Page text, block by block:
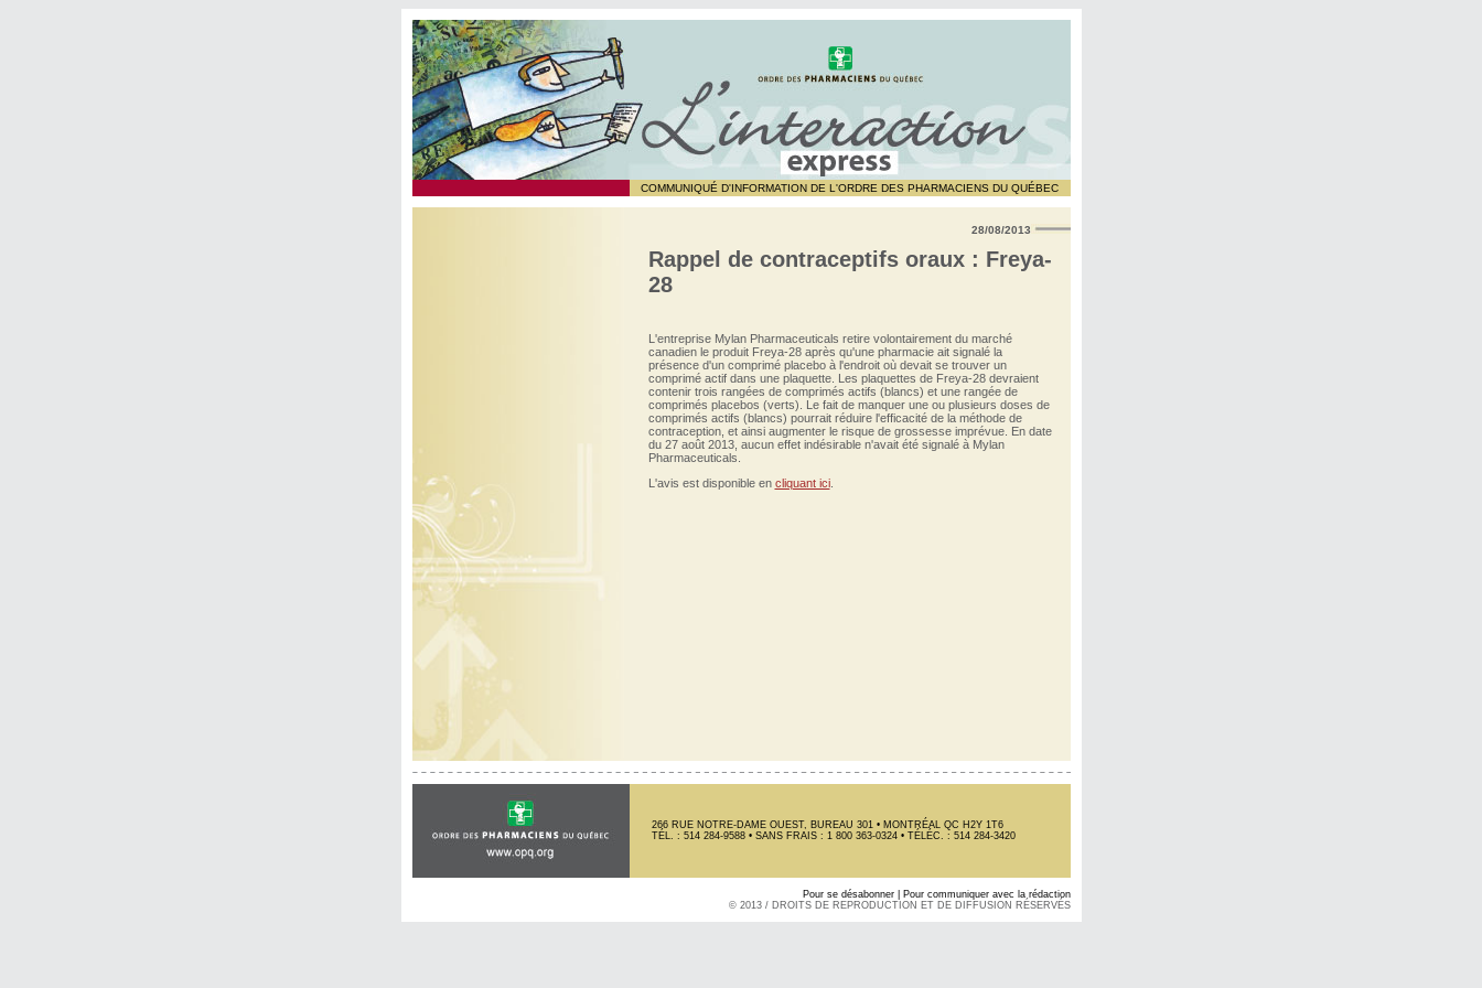
COMMUNIQUÉ D'INFORMATION DE L'ORDRE DES PHARMACIENS DU QUÉBEC
28/08/2013
Rappel de contraceptifs oraux : Freya-
28
L'entreprise Mylan Pharmaceuticals retire volontairement du marché
canadien le produit Freya-28 après qu'une pharmacie ait signalé la
présence d'un comprimé placebo à l'endroit où devait se trouver un
comprimé actif dans une plaquette. Les plaquettes de Freya-28 devraient
contenir trois rangées de comprimés actifs (blancs) et une rangée de
comprimés placebos (verts). Le fait de manquer une ou plusieurs doses de
comprimés actifs (blancs) pourrait réduire l'efficacité de la méthode de
contraception, et ainsi augmenter le risque de grossesse imprévue. En date
du 27 août 2013, aucun effet indésirable n'avait été signalé à Mylan
Pharmaceuticals.
L'avis est disponible en cliquant ici.
266 RUE NOTRE-DAME OUEST, BUREAU 301 • MONTRÉAL QC H2Y 1T6
TÉL. : 514 284-9588 • SANS FRAIS : 1 800 363-0324 • TÉLÉC. : 514 284-3420
Pour se désabonner|
Pour communiquer avec la rédaction
© 2013 / DROITS DE REPRODUCTION ET DE DIFFUSION RÉSERVÉS